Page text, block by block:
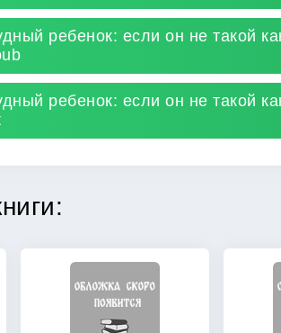
ребенок: если он не такой
ребенок: если он не такой